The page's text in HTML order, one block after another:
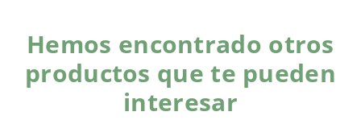
Hemos encontrado otros
productos que te pueden
interesar